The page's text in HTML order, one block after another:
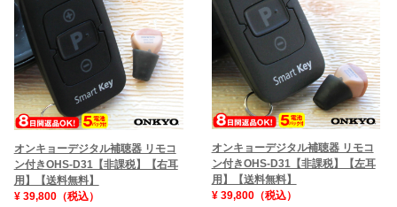
オンキョーデジタル補聴器 リモコ
ン付きOHS-D31【非課税】【右耳
用】【送料無料】
¥ 39,800（税込）
オンキョーデジタル補聴器 リモコ
ン付きOHS-D31【非課税】【左耳
用】【送料無料】
¥ 39,800（税込）